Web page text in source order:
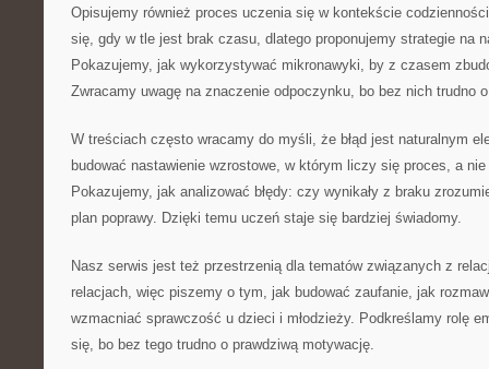
Opisujemy również proces uczenia się w kontekście
się, gdy w tle jest brak czasu, dlatego proponujemy strategie na
Pokazujemy, jak wykorzystywać mikronawyki, by z czasem
Zwracamy uwagę na znaczenie odpoczynku, bo bez nich trudno
W treściach często wracamy do myśli, że błąd jest naturalnym
budować nastawienie wzrostowe, w którym liczy się proces, a
Pokazujemy, jak analizować błędy: czy wynikały z braku
plan poprawy. Dzięki temu uczeń staje się bardziej świadomy.
Nasz serwis jest też przestrzenią dla tematów związanych z
relacjach, więc piszemy o tym, jak budować zaufanie, jak
wzmacniać sprawczość u dzieci i młodzieży. Podkreślamy rolę
się, bo bez tego trudno o prawdziwą motywację.